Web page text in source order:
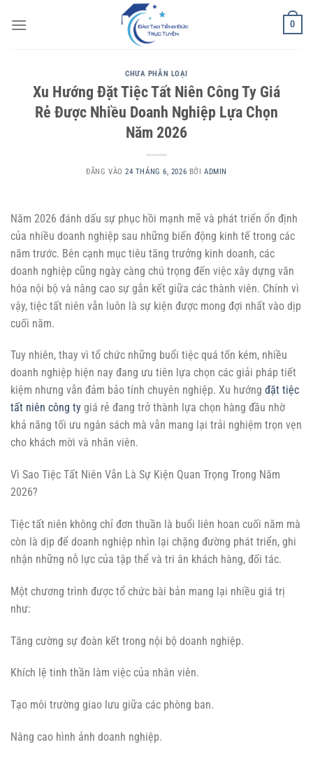
qua
0
CHƯA PHÂN LOẠI
Xu Hướng Đặt Tiệc Tất Niên Công Ty Giá
Rẻ Được Nhiều Doanh Nghiệp Lựa Chọn
Năm 2026
ĐĂNG VÀO24 THÁNG 6, 2026 BỞI ADMIN
Năm 2026 đánh dấu sự phục hồi mạnh mẽ và phát triển ổn định
của nhiều doanh nghiệp sau những biến động kinh tế trong các
năm trước. Bên cạnh mục tiêu tăng trưởng kinh doanh, các
doanh nghiệp cũng ngày càng chú trọng đến việc xây dựng văn
hóa nội bộ và nâng cao sự gắn kết giữa các thành viên. Chính vì
vậy, tiệc tất niên vẫn luôn là sự kiện được mong đợi nhất vào dịp
cuối năm.
Tuy nhiên, thay vì tổ chức những buổi tiệc quá tốn kém, nhiều
doanh nghiệp hiện nay đang ưu tiên lựa chọn các giải pháp tiết
kiệm nhưng vẫn đảm bảo tính chuyên nghiệp. Xu hướng đặt tiệc
tất niên công ty giá rẻ đang trở thành lựa chọn hàng đầu nhờ
khả năng tối ưu ngân sách mà vẫn mang lại trải nghiệm trọn vẹn
cho khách mời và nhân viên.
Vì Sao Tiệc Tất Niên Vẫn Là Sự Kiện Quan Trọng Trong Năm
2026?
Tiệc tất niên không chỉ đơn thuần là buổi liên hoan cuối năm mà
còn là dịp để doanh nghiệp nhìn lại chặng đường phát triển, ghi
nhận những nỗ lực của tập thể và tri ân khách hàng, đối tác.
Một chương trình được tổ chức bài bản mang lại nhiều giá trị
như:
Tăng cường sự đoàn kết trong nội bộ doanh nghiệp.
Khích lệ tinh thần làm việc của nhân viên.
Tạo môi trường giao lưu giữa các phòng ban.
Nâng cao hình ảnh doanh nghiệp.